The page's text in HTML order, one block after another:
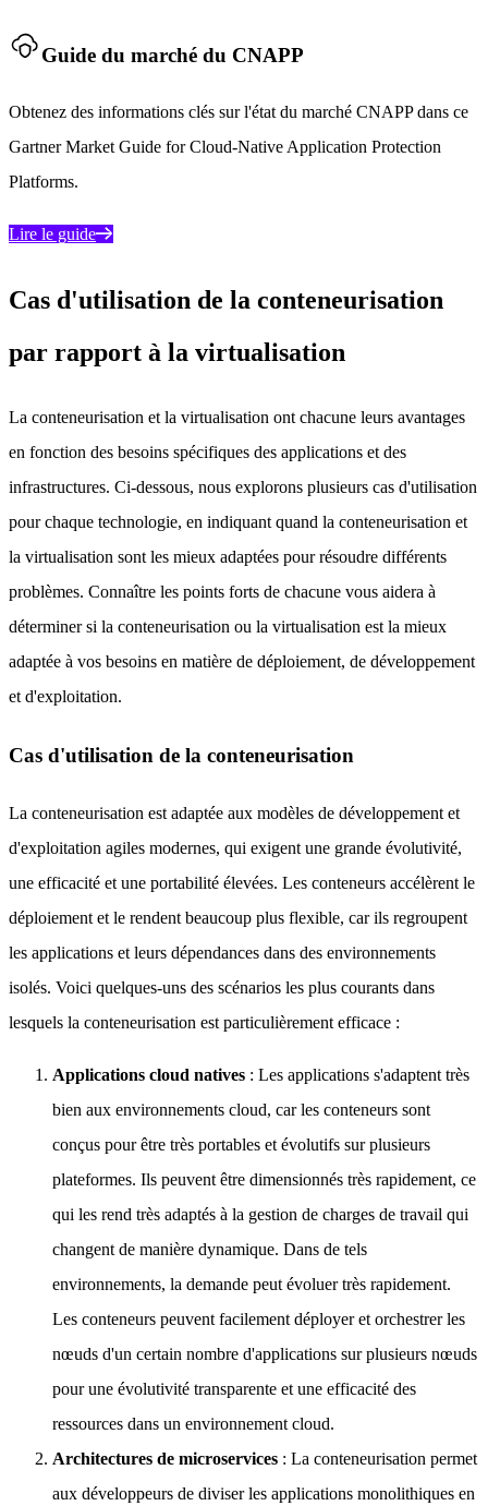
Guide du marché du CNAPP
Obtenez des informations clés sur l'état du marché CNAPP dans ce
Gartner Market Guide for Cloud-Native Application Protection
Platforms.
Lire le guide
Cas d'utilisation de la conteneurisation
par rapport à la virtualisation
La conteneurisation et la virtualisation ont chacune leurs avantages
en fonction des besoins spécifiques des applications et des
infrastructures. Ci-dessous, nous explorons plusieurs cas d'utilisation
pour chaque technologie, en indiquant quand la conteneurisation et
la virtualisation sont les mieux adaptées pour résoudre différents
problèmes. Connaître les points forts de chacune vous aidera à
déterminer si la conteneurisation ou la virtualisation est la mieux
adaptée à vos besoins en matière de déploiement, de développement
et d'exploitation.
Cas d'utilisation de la conteneurisation
La conteneurisation est adaptée aux modèles de développement et
d'exploitation agiles modernes, qui exigent une grande évolutivité,
une efficacité et une portabilité élevées. Les conteneurs accélèrent le
déploiement et le rendent beaucoup plus flexible, car ils regroupent
les applications et leurs dépendances dans des environnements
isolés. Voici quelques-uns des scénarios les plus courants dans
lesquels la conteneurisation est particulièrement efficace :
Applications cloud natives : Les applications s'adaptent très
bien aux environnements cloud, car les conteneurs sont
conçus pour être très portables et évolutifs sur plusieurs
plateformes. Ils peuvent être dimensionnés très rapidement, ce
qui les rend très adaptés à la gestion de charges de travail qui
changent de manière dynamique. Dans de tels
environnements, la demande peut évoluer très rapidement.
Les conteneurs peuvent facilement déployer et orchestrer les
nœuds d'un certain nombre d'applications sur plusieurs nœuds
pour une évolutivité transparente et une efficacité des
ressources dans un environnement cloud.
Architectures de microservices : La conteneurisation permet
aux développeurs de diviser les applications monolithiques en